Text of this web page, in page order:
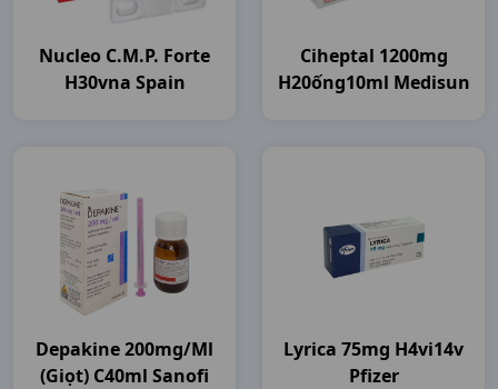
Nucleo C.m.p. Forte
H30vna Spain
Ciheptal 1200mg
H20ống10ml Medisun
Depakine 200mg/ml
(giọt) C40ml Sanofi
Lyrica 75mg H4vi14v
Pfizer